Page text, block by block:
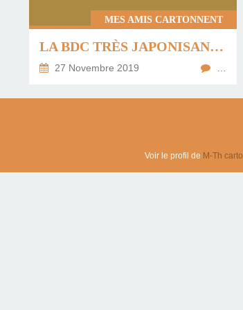
MES AMIS CARTONNENT
LA BDC TRÈS JAPONISANTE DE CATHERINE ...
27 Novembre 2019
Voir le profil de M-Th carto